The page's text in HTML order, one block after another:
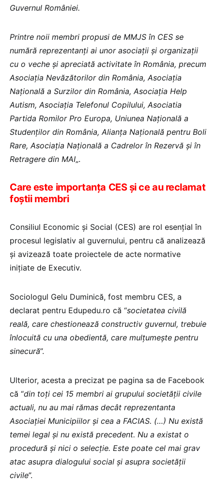
Guvernul României.
Printre noii membri propusi de MMJS în CES se
numără reprezentanți ai unor asociații și organizații
cu o veche și apreciată activitate în România, precum
Asociația Nevăzătorilor din România, Asociația
Națională a Surzilor din România, Asociația Help
Autism, Asociația Telefonul Copilului, Asociatia
Partida Romilor Pro Europa, Uniunea Națională a
Studenților din România, Alianța Națională pentru Boli
Rare, Asociația Națională a Cadrelor în Rezervă și în
Retragere din MAI„.
Care este importanța CES și ce au reclamat
foștii membri
Consiliul Economic și Social (CES) are rol esențial în
procesul legislativ al guvernului, pentru că analizează
și avizează toate proiectele de acte normative
inițiate de Executiv.
Sociologul Gelu Duminică, fost membru CES, a
declarat pentru Edupedu.ro că “societatea civilă
reală, care chestionează constructiv guvernul, trebuie
înlocuită cu una obedientă, care mulțumește pentru
sinecură”.
Ulterior, acesta a precizat pe pagina sa de Facebook
că “din toți cei 15 membri ai grupului societății civile
actuali, nu au mai rămas decât reprezentanta
Asociației Municipiilor și cea a FACIAS. (…) Nu există
temei legal și nu există precedent. Nu a existat o
procedură și nici o selecție. Este poate cel mai grav
atac asupra dialogului social și asupra societății
civile”.